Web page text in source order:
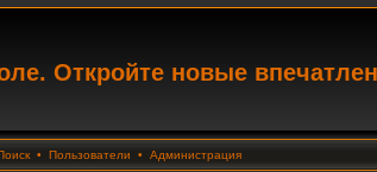
Откройте новые
• Пользователи • Администрация